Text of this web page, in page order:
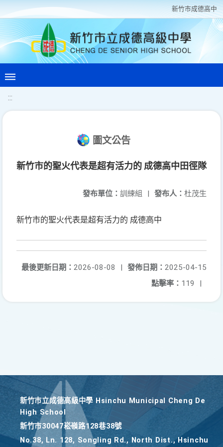
新竹巿成德高中
:::
圖文公告
新竹市的聖火代表是超有活力的 成德高中田徑隊
發布人： 杜茂生
發布單位： 訓練組 |
新竹市的聖火代表是超有活力的 成德高中
發佈日期： 2025-04-15
最後更新日期： 2026-08-08
|
點擊率： 119 |
新竹巿立成德高級中學 Hsinchu Municipal Cheng De
High School
新竹巿30047崧嶺路128巷38號
No.38, Ln. 128, Songling Rd., North Dist., Hsinchu